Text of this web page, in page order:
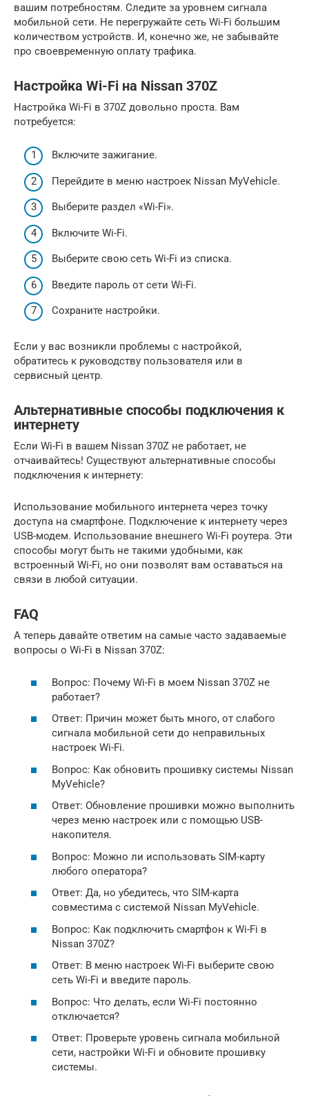
вашим потребностям. Следите за уровнем сигнала
мобильной сети. Не перегружайте сеть Wi-Fi большим
количеством устройств. И, конечно же, не забывайте
про своевременную оплату трафика.
Настройка Wi-Fi на Nissan 370Z
Настройка Wi-Fi в 370Z довольно проста. Вам
потребуется:
Включите зажигание.
Перейдите в меню настроек Nissan MyVehicle.
Выберите раздел «Wi-Fi».
Включите Wi-Fi.
Выберите свою сеть Wi-Fi из списка.
Введите пароль от сети Wi-Fi.
Сохраните настройки.
Если у вас возникли проблемы с настройкой,
обратитесь к руководству пользователя или в
сервисный центр.
Альтернативные способы подключения к
интернету
Если Wi-Fi в вашем Nissan 370Z не работает, не
отчаивайтесь! Существуют альтернативные способы
подключения к интернету:
Использование мобильного интернета через точку
доступа на смартфоне. Подключение к интернету через
USB-модем. Использование внешнего Wi-Fi роутера. Эти
способы могут быть не такими удобными, как
встроенный Wi-Fi, но они позволят вам оставаться на
связи в любой ситуации.
FAQ
А теперь давайте ответим на самые часто задаваемые
вопросы о Wi-Fi в Nissan 370Z:
Вопрос: Почему Wi-Fi в моем Nissan 370Z не
работает?
Ответ: Причин может быть много, от слабого
сигнала мобильной сети до неправильных
настроек Wi-Fi.
Вопрос: Как обновить прошивку системы Nissan
MyVehicle?
Ответ: Обновление прошивки можно выполнить
через меню настроек или с помощью USB-
накопителя.
Вопрос: Можно ли использовать SIM-карту
любого оператора?
Ответ: Да, но убедитесь, что SIM-карта
совместима с системой Nissan MyVehicle.
Вопрос: Как подключить смартфон к Wi-Fi в
Nissan 370Z?
Ответ: В меню настроек Wi-Fi выберите свою
сеть Wi-Fi и введите пароль.
Вопрос: Что делать, если Wi-Fi постоянно
отключается?
Ответ: Проверьте уровень сигнала мобильной
сети, настройки Wi-Fi и обновите прошивку
системы.